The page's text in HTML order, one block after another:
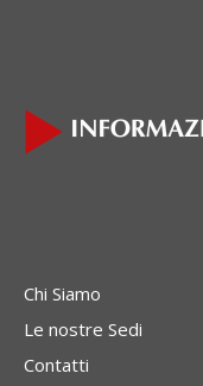
Chi Siamo
Le nostre Sedi
Contatti